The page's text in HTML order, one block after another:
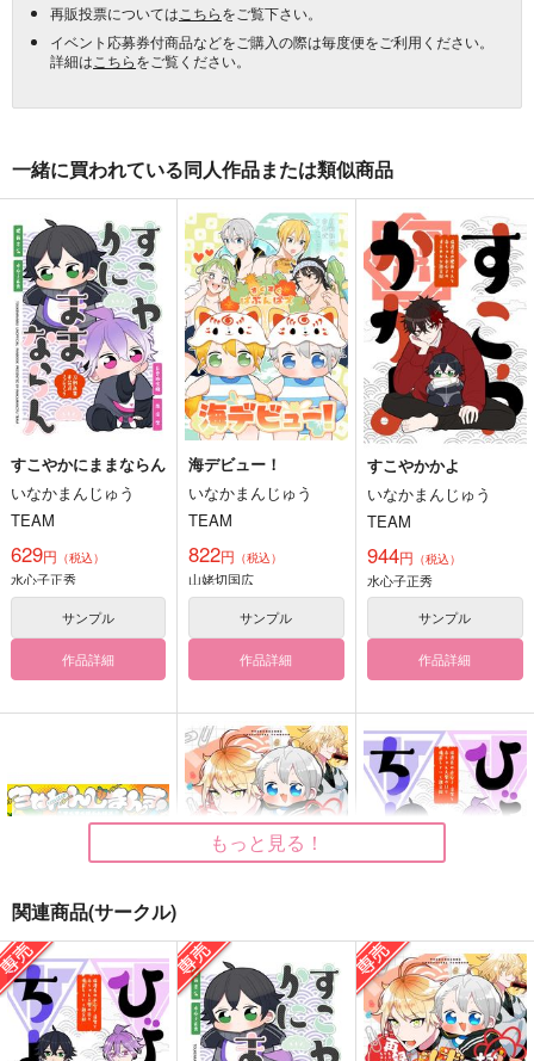
再販投票については こちらをご覧下さい。
イベント応募券付商品などをご購入の際は毎度便をご利用ください。
詳細は こちらをご覧ください。
一緒に買われている同人作品または類似商品
すこやかにままならん
いなかまんじゅう
TEAM
629円 （税込）
水心子正秀
サンプル
作品詳細
海デビュー！
いなかまんじゅう
TEAM
822円 （税込）
山姥切国広
サンプル
作品詳細
すこやかかよ
いなかまんじゅう
TEAM
944円 （税込）
水心子正秀
サンプル
作品詳細
ちゃれんじまんま！
いなかまんじゅう
TEAM
にゃんせんおじさんと
ばぶちょぎ再録集！
いなかまんじゅう
TEAM
ひびせいちょう
いなかまんじゅう
TEAM
もっと見る！
関連商品(サークル)